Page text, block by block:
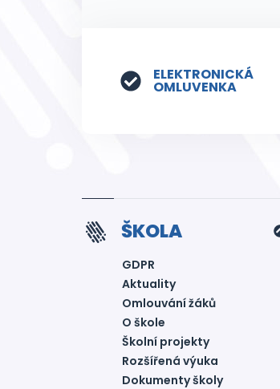
ELEKTRONICKÁ
OMLUVENKA
ŠKOLA
GDPR
Aktuality
Omlouvání žáků
O škole
Školní projekty
Rozšířená výuka
Dokumenty školy